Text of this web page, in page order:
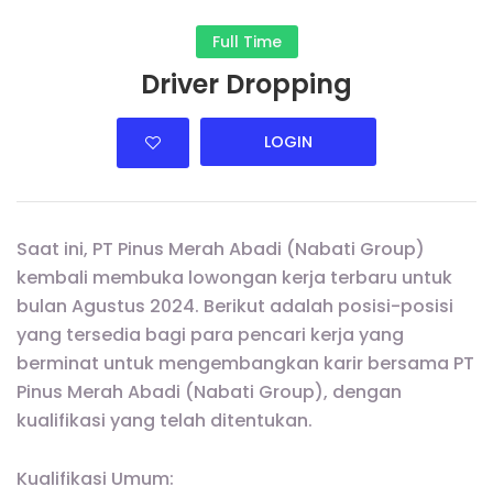
Full Time
Driver Dropping
LOGIN
Saat ini, PT Pinus Merah Abadi (Nabati Group)
kembali membuka lowongan kerja terbaru untuk
bulan Agustus 2024. Berikut adalah posisi-posisi
yang tersedia bagi para pencari kerja yang
berminat untuk mengembangkan karir bersama PT
Pinus Merah Abadi (Nabati Group), dengan
kualifikasi yang telah ditentukan.
Kualifikasi Umum: